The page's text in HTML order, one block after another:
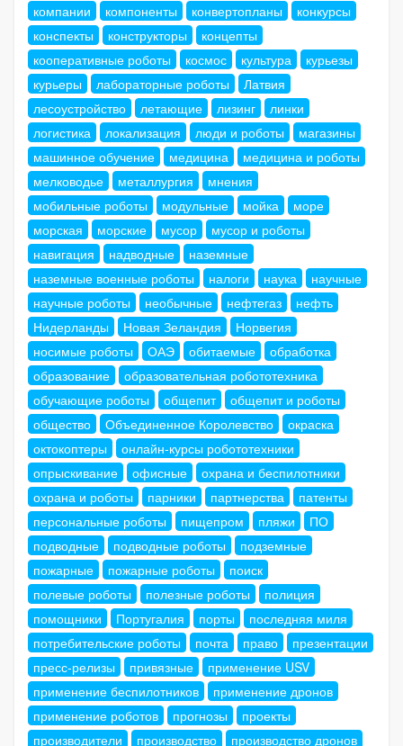
компании
компоненты конвертопланы
конкурсы
конспекты
конструкторы
концепты
кооперативные роботы
космос культура
курьезы
курьеры
лабораторные роботы
Латвия
лесоустройство
летающие лизинг
линки
логистика
локализация люди и роботы
магазины
машинное обучение
медицина
медицина и роботы
мелководье
металлургия
мнения
мобильные роботы
модульные мойка
море
морская
морские мусор
мусор и роботы
навигация
надводные
наземные
наземные военные роботы
налоги наука
научные
научные роботы
необычные нефтегаз
нефть
Нидерланды
Новая Зеландия
Норвегия
носимые роботы
ОАЭ обитаемые
обработка
образование
образовательная робототехника
обучающие роботы
общепит
общепит и роботы
общество
Объединенное Королевство
окраска
октокоптеры
онлайн-курсы робототехники
опрыскивание
офисные
охрана и беспилотники
охрана и роботы
парники партнерства
патенты
персональные роботы
пищепром пляжи
ПО
подводные
подводные роботы
подземные
пожарные
пожарные роботы
поиск
полевые роботы
полезные роботы
полиция
помощники
Португалия порты
последняя миля
потребительские роботы
почта право
презентации
пресс-релизы
привязные
применение USV
применение беспилотников
применение дронов
применение роботов
прогнозы
проекты
производители
производство
производство дронов